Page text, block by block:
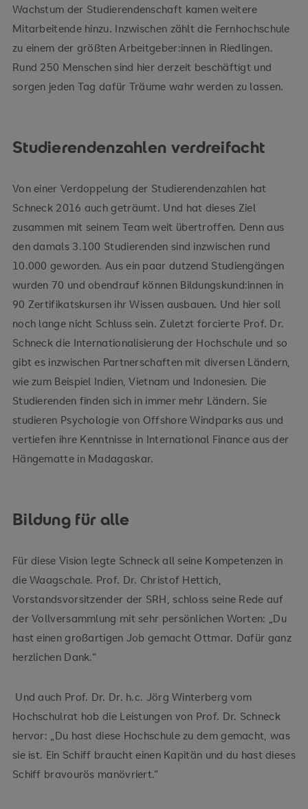
Wachstum der Studierendenschaft kamen weitere
Mitarbeitende hinzu. Inzwischen zählt die Fernhochschule
zu einem der größten Arbeitgeber:innen in Riedlingen.
Rund 250 Menschen sind hier derzeit beschäftigt und
sorgen jeden Tag dafür Träume wahr werden zu lassen.
Studierendenzahlen verdreifacht
Von einer Verdoppelung der Studierendenzahlen hat
Schneck 2016 auch geträumt. Und hat dieses Ziel
zusammen mit seinem Team weit übertroffen. Denn aus
den damals 3.100 Studierenden sind inzwischen rund
10.000 geworden. Aus ein paar dutzend Studiengängen
wurden 70 und obendrauf können Bildungskund:innen in
90 Zertifikatskursen ihr Wissen ausbauen. Und hier soll
noch lange nicht Schluss sein. Zuletzt forcierte Prof. Dr.
Schneck die Internationalisierung der Hochschule und so
gibt es inzwischen Partnerschaften mit diversen Ländern,
wie zum Beispiel Indien, Vietnam und Indonesien. Die
Studierenden finden sich in immer mehr Ländern. Sie
studieren Psychologie von Offshore Windparks aus und
vertiefen ihre Kenntnisse in International Finance aus der
Hängematte in Madagaskar.
Bildung für alle
Für diese Vision legte Schneck all seine Kompetenzen in
die Waagschale. Prof. Dr. Christof Hettich,
Vorstandsvorsitzender der SRH, schloss seine Rede auf
der Vollversammlung mit sehr persönlichen Worten: „Du
hast einen großartigen Job gemacht Ottmar. Dafür ganz
herzlichen Dank.“
Und auch Prof. Dr. Dr. h.c. Jörg Winterberg vom
Hochschulrat hob die Leistungen von Prof. Dr. Schneck
hervor: „Du hast diese Hochschule zu dem gemacht, was
sie ist. Ein Schiff braucht einen Kapitän und du hast dieses
Schiff bravourös manövriert.“